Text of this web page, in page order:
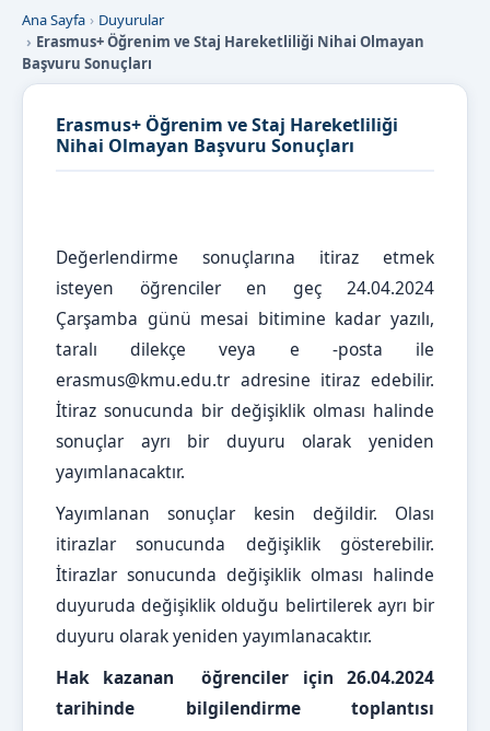
Ana Sayfa
Duyurular
Erasmus+ Öğrenim ve Staj Hareketliliği Nihai Olmayan
Başvuru Sonuçları
Erasmus+ Öğrenim ve Staj Hareketliliği
Nihai Olmayan Başvuru Sonuçları
Değerlendirme sonuçlarına itiraz etmek
isteyen öğrenciler en geç 24.04.2024
Çarşamba günü mesai bitimine kadar yazılı,
taralı dilekçe veya e -posta ile
erasmus@kmu.edu.tr adresine itiraz edebilir.
İtiraz sonucunda bir değişiklik olması halinde
sonuçlar ayrı bir duyuru olarak yeniden
yayımlanacaktır.
Yayımlanan sonuçlar kesin değildir. Olası
itirazlar sonucunda değişiklik gösterebilir.
İtirazlar sonucunda değişiklik olması halinde
duyuruda değişiklik olduğu belirtilerek ayrı bir
duyuru olarak yeniden yayımlanacaktır.
Hak kazanan öğrenciler için 26.04.2024
tarihinde bilgilendirme toplantısı